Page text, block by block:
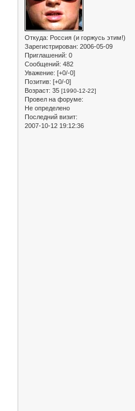
Откуда: Россия (и горжусь этим!)
Зарегистрирован: 2006-05-09
Приглашений: 0
Сообщений: 482
Уважение: [+0/-0]
Позитив: [+0/-0]
Возраст: 35 [1990-12-22]
Провел на форуме:
Не определено
Последний визит:
2007-10-12 19:12:36